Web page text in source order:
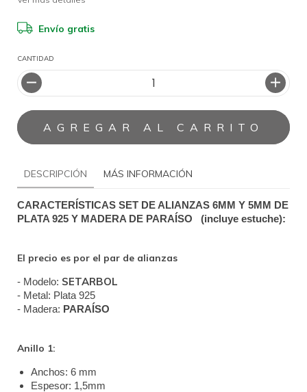
Envío gratis
CANTIDAD
DESCRIPCIÓN MÁS INFORMACIÓN
CARACTERÍSTICAS SET DE ALIANZAS 6MM Y 5MM DE
PLATA 925 Y MADERA DE PARAÍSO   (incluye estuche):
El precio es por el par de alianzas
- Modelo: SETARBOL
- Metal: Plata 925
- Madera: PARAÍSO
Anillo 1:
Anchos: 6 mm
Espesor: 1,5mm